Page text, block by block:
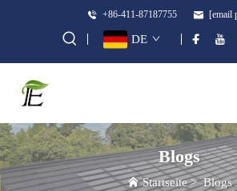
+86-411-87187755 [email
DE
Blogs
Startseite>Blogs